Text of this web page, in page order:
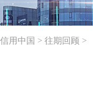
信用中国 > 往期回顾 >